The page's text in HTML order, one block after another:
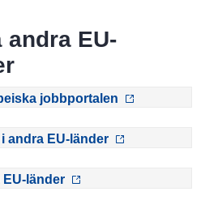
andra EU-
jobbportalen
andra EU-länder
länder